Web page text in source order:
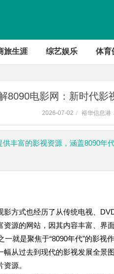
旅生涯 综艺娱乐 体育
8090电影网：新时代影
2026-07-02 / 裕华信息港
供丰富的影视资源，涵盖8090年
影方式也经历了从传统电视、
资源的网站，因其内容丰富、界
一就是聚焦于“8090年代”的影
幅从过去到现代的影视发展全景
源。